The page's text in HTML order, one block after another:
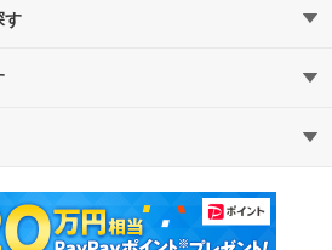
す
中古マンション
教えて！住まいの先生